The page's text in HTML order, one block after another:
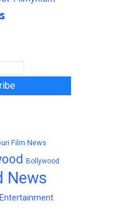
Film News
Bollywood
News
Entertainment